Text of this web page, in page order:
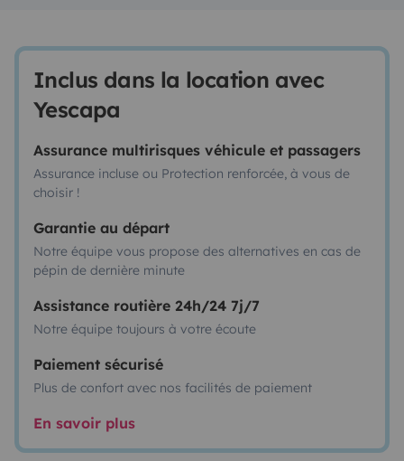
Inclus dans la location avec
Yescapa
Assurance multirisques véhicule et passagers
Assurance incluse ou Protection renforcée, à vous de
choisir !
Garantie au départ
Notre équipe vous propose des alternatives en cas de
pépin de dernière minute
Assistance routière 24h/24 7j/7
Notre équipe toujours à votre écoute
Paiement sécurisé
Plus de confort avec nos facilités de paiement
En savoir plus